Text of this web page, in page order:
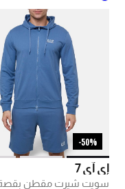
50%-
إي آي 7